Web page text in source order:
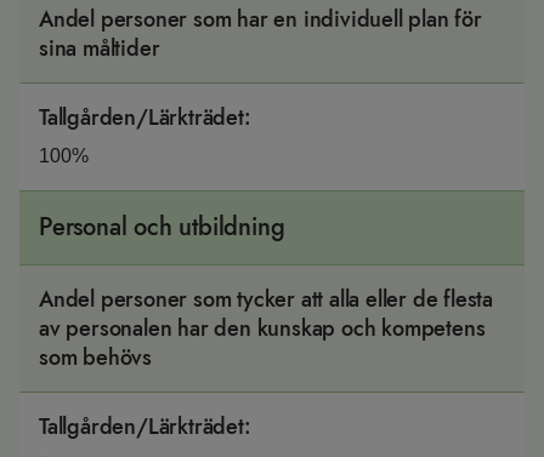
Andel personer som har en individuell plan för
sina måltider
Tallgården/Lärkträdet:
100%
Personal och utbildning
Andel personer som tycker att alla eller de flesta
av personalen har den kunskap och kompetens
som behövs
Tallgården/Lärkträdet: